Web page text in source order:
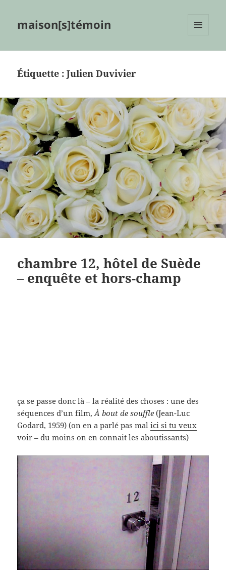
maison[s]témoin
Étiquette :Julien Duvivier
chambre 12, hôtel de Suède
– enquête et hors-champ
ça se passe donc là – la réalité des choses : une des
séquences d’un film,À bout de souffle (Jean-Luc
Godard, 1959) (on en a parlé pas malici si tu veux
voir – du moins on en connait les aboutissants)